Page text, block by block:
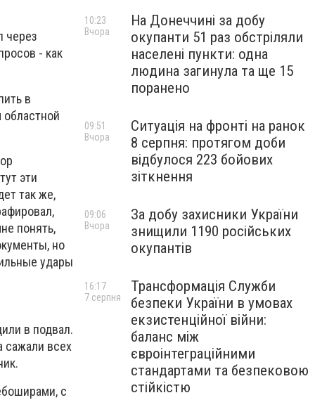
через
- как
в
эти
так же,
понять,
но
удары
в подвал.
сажали всех
с
На Донеччині за добу
окупанти 51 раз обстріляли
населені пункти: одна
людина загинула та ще 15
поранено
10:23
Вчора
Ситуація на фронті на ранок
8 серпня: протягом доби
відбулося 223 бойових
зіткнення
09:51
Вчора
За добу захисники України
знищили 1190 російських
окупантів
09:06
Вчора
Трансформація Служби
безпеки України в умовах
екзистенційної війни:
баланс між
євроінтеграційними
стандартами та безпековою
стійкістю
16:17
7 серпня